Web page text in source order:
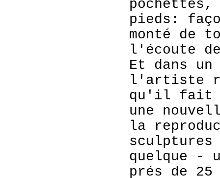
pieds:
monté de
l'écoute
Et dans un
l'artiste
qu'il fait
une
la
quelque -
prés de